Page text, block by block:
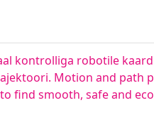
kontrolliga robotile
Motion and path
find smooth, safe and